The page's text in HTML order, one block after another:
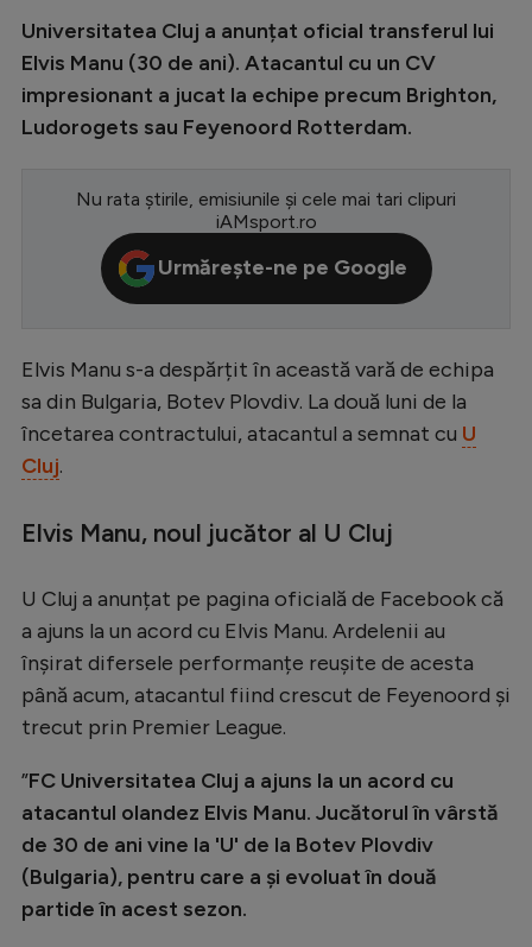
Champions League
Europa League
CM 2026
Premier League
Serie A
Bundesliga
Ligue 1
Starurile fotbalului
Stranieri
Clasamente
Tenis
Handbal
Natație
Universitatea Cluj a anunțat oficial transferul lui
Elvis Manu (30 de ani). Atacantul cu un CV
impresionant a jucat la echipe precum Brighton,
Ludorogets sau Feyenoord Rotterdam.
Nu rata știrile, emisiunile și cele mai tari clipuri
iAMsport.ro
Urmărește-ne pe Google
Elvis Manu s-a despărțit în această vară de echipa
sa din Bulgaria, Botev Plovdiv. La două luni de la
încetarea contractului, atacantul a semnat cu U
Cluj.
Elvis Manu, noul jucător al U Cluj
U Cluj a anunțat pe pagina oficială de Facebook că
a ajuns la un acord cu Elvis Manu. Ardelenii au
înșirat difersele performanțe reușite de acesta
până acum, atacantul fiind crescut de Feyenoord și
trecut prin Premier League.
”FC Universitatea Cluj a ajuns la un acord cu
atacantul olandez Elvis Manu. Jucătorul în vârstă
de 30 de ani vine la 'U' de la Botev Plovdiv
(Bulgaria), pentru care a și evoluat în două
partide în acest sezon.